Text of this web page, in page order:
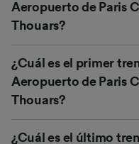
Aeropuerto de Paris
Thouars?
¿Cuál es el primer
Aeropuerto de Paris
Thouars?
¿Cuál es el último